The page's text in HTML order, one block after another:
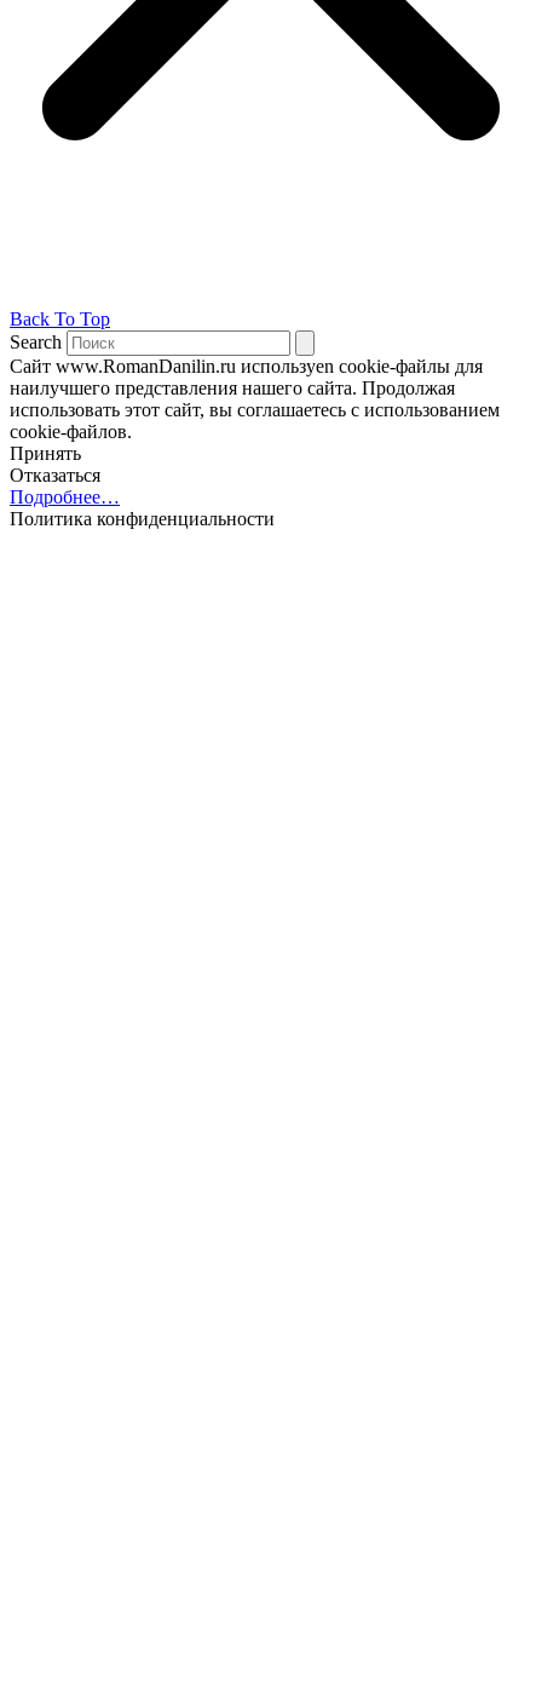
Back To Top
Search
Сайт www.RomanDanilin.ru используеn cookie-файлы для
наилучшего представления нашего сайта. Продолжая
использовать этот сайт, вы соглашаетесь с использованием
cookie-файлов.
Принять
Отказаться
Подробнее…
Политика конфиденциальности